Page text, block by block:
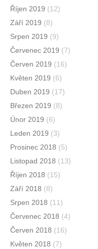
Říjen 2019 (12)
Září 2019 (8)
Srpen 2019 (9)
Červenec 2019 (7)
Červen 2019 (16)
Květen 2019 (6)
Duben 2019 (17)
Březen 2019 (8)
Únor 2019 (6)
Leden 2019 (3)
Prosinec 2018 (5)
Listopad 2018 (13)
Říjen 2018 (15)
Září 2018 (8)
Srpen 2018 (11)
Červenec 2018 (4)
Červen 2018 (16)
Květen 2018 (7)